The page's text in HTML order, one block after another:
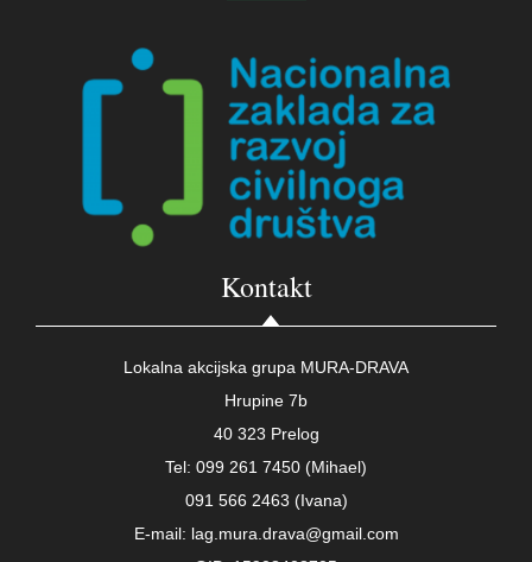
Kontakt
Lokalna akcijska grupa MURA-DRAVA
Hrupine 7b
40 323 Prelog
Tel: 099 261 7450 (Mihael)
091 566 2463 (Ivana)
E-mail: lag.mura.drava@gmail.com